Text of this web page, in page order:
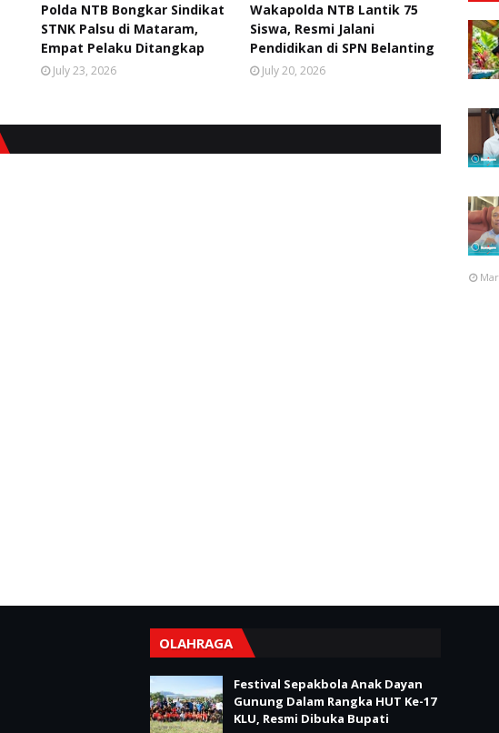
Polda NTB Bongkar Sindikat
STNK Palsu di Mataram,
Empat Pelaku Ditangkap
July 23, 2026
Wakapolda NTB Lantik 75
Siswa, Resmi Jalani
Pendidikan di SPN Belanting
July 20, 2026
OLAHRAGA
Festival Sepakbola Anak Dayan
Gunung Dalam Rangka HUT Ke-17
KLU, Resmi Dibuka Bupati